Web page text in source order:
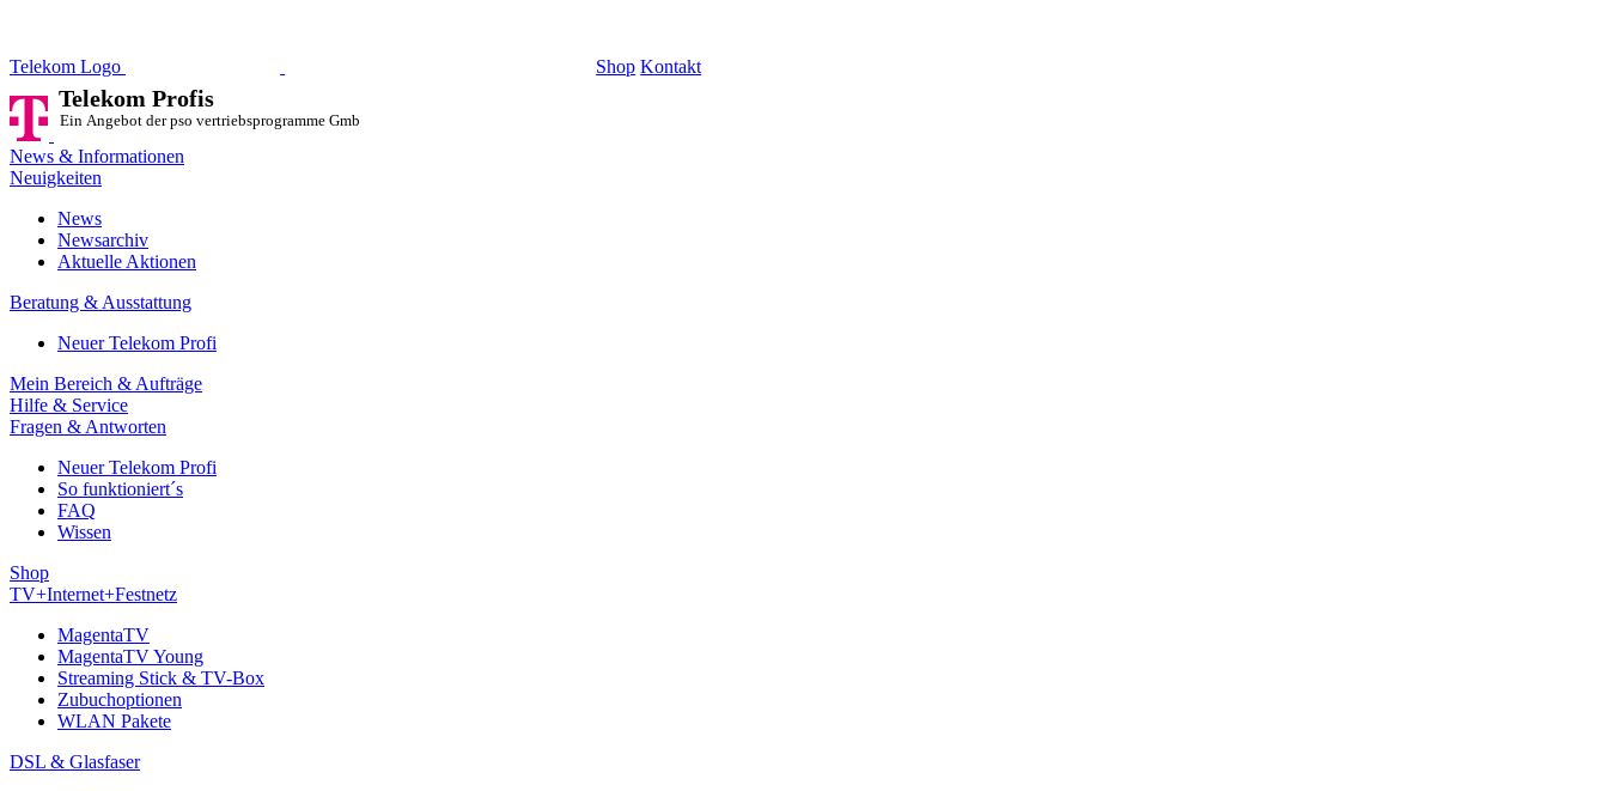
Telekom Logo Shop Kontakt
Telekom Profis
Ein Angebot der pso vertriebsprogramme GmbH
News & Informationen
Neuigkeiten
News
Newsarchiv
Aktuelle Aktionen
Beratung & Ausstattung
Neuer Telekom Profi
Mein Bereich & Aufträge
Hilfe & Service
Fragen & Antworten
Neuer Telekom Profi
So funktioniert´s
FAQ
Wissen
Shop
TV+Internet+Festnetz
MagentaTV
MagentaTV Young
Streaming Stick & TV-Box
Zubuchoptionen
WLAN Pakete
DSL & Glasfaser